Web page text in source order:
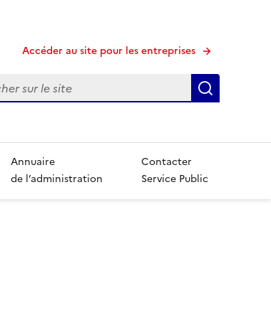
Accéder au site pour les entreprises
Annuaire
de l’administration
Contacter
Service Public